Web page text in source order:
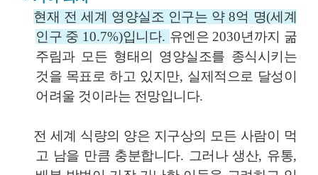
현재 전 세계 영양실조 인구는 약8억 명(세계
인구 중 10.7%)입니다. 유엔은 2030년까지 굶
주림과 모든 형태의 영양실조를 종식시키는
것을 목표로 하고 있지만, 실제적으로 달성이
어려울 것이라는 전망입니다.
전 세계 식량의 양은 지구상의 모든 사람이 먹
고 남을 만큼 충분합니다. 그러나 생산, 유통,